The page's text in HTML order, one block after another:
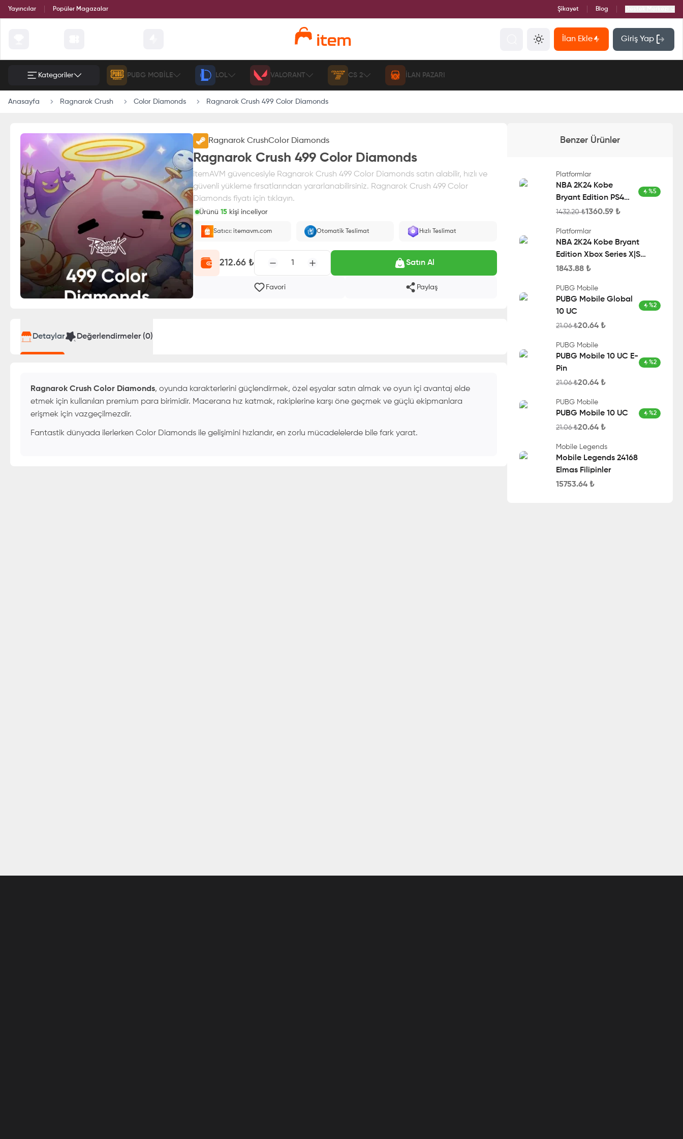
Yayıncılar Popüler Magazalar Şikayet Blog
İlan Ekle Giriş Yap
Kategoriler PUBG MOBILE LOL VALORANT CS 2 İLAN PAZARI
Anasayfa Ragnarok Crush Color Diamonds Ragnarok Crush 499 Color Diamonds
Ragnarok CrushColor Diamonds
Ragnarok Crush 499 Color Diamonds
itemAVM güvencesiyle Ragnarok Crush 499 Color Diamonds satın alabilir, hızlı ve
güvenli yükleme fırsatlarından yararlanabilirsiniz. Ragnarok Crush 499 Color
Diamonds fiyatı için tıklayın.
Ürünü 15 kişi inceliyor
E-Pin olarak yüklenir.
Satıcı: itemavm.com Otomatik Teslimat Hızlı Teslimat
212.66 ₺ 1 Satın Al
Favori Paylaş
Detaylar Değerlendirmeler (0)
Ragnarok Crush Color Diamonds, oyunda karakterlerini güçlendirmek, özel eşyalar satın almak ve oyun içi avantaj elde
etmek için kullanılan premium para birimidir. Macerana hız katmak, rakiplerine karşı öne geçmek ve güçlü ekipmanlara
erişmek için vazgeçilmezdir.
Fantastik dünyada ilerlerken Color Diamonds ile gelişimini hızlandır, en zorlu mücadelelerde bile fark yarat.
Benzer Ürünler
Platformlar
NBA 2K24 Kobe
Bryant Edition PS4
Account
%5
1432.20₺1360.59 ₺
Platformlar
NBA 2K24 Kobe Bryant
Edition Xbox Series X|S
Account
1843.88 ₺
PUBG Mobile
PUBG Mobile Global
10 UC
%2
21.06₺20.64 ₺
PUBG Mobile
PUBG Mobile 10 UC E-
Pin
%2
21.06₺20.64 ₺
PUBG Mobile
PUBG Mobile 10 UC %2
21.06₺20.64 ₺
Mobile Legends
Mobile Legends 24168
Elmas Filipinler
15753.64 ₺